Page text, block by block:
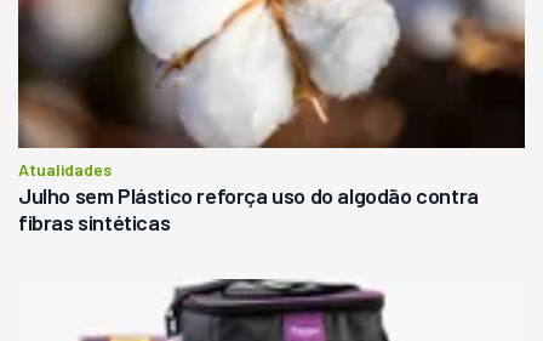
Atualidades
Julho sem Plástico reforça uso do algodão contra
fibras sintéticas